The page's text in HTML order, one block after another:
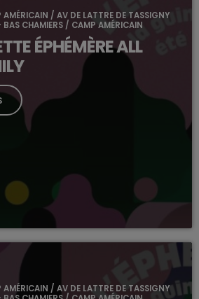
/ AV DE LATTRE DE TASSIGNY
CHAMIERS / CAMP AMÉRICAIN
ÉPHÉMÈRE ALL
/ AV DE LATTRE DE TASSIGNY